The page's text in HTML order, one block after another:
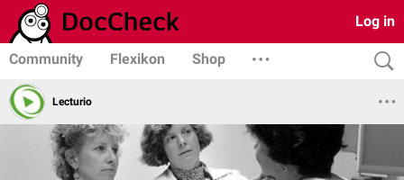
Log in
Community Flexikon Shop
Lecturio